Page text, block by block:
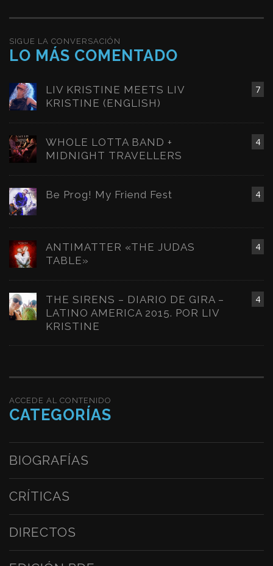
SIGUE LA CONVERSACIÓN
LO MÁS COMENTADO
7
LIV KRISTINE MEETS LIV
KRISTINE (ENGLISH)
4
WHOLE LOTTA BAND +
MIDNIGHT TRAVELLERS
4
Be Prog! My Friend Fest
4
ANTIMATTER «THE JUDAS
TABLE»
4
THE SIRENS – DIARIO DE GIRA –
LATINO AMERICA 2015. POR LIV
KRISTINE
ACCEDE AL CONTENIDO
CATEGORÍAS
BIOGRAFÍAS
CRÍTICAS
DIRECTOS